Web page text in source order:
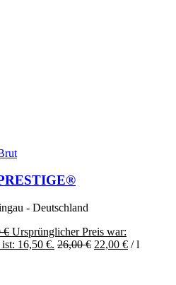
- Deutschland
€ Ursprünglicher Preis war:
16,50 €. 26,00€ 22,00 € /l